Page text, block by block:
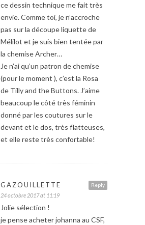
ce dessin technique me fait très
envie. Comme toi, je n’accroche
pas sur la découpe liquette de
Mélilot et je suis bien tentée par
la chemise Archer…
Je n’ai qu’un patron de chemise
(pour le moment ), c’est la Rosa
de Tilly and the Buttons. J’aime
beaucoup le côté très féminin
donné par les coutures sur le
devant et le dos, très flatteuses,
et elle reste très confortable!
Reply
GAZOUILLETTE
24 octobre 2017 at 11:19
Jolie sélection !
je pense acheter johanna au CSF,